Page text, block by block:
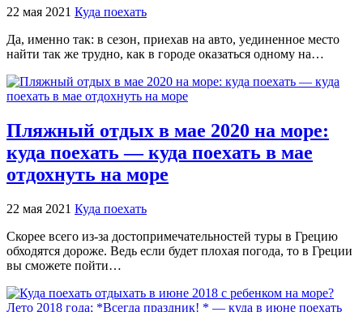
22 мая 2021 Куда поехать
Да, именно так: в сезон, приехав на авто, уединенное место
найти так же трудно, как в городе оказаться одному на…
Пляжный отдых в мае 2020 на море:
куда поехать — куда поехать в мае
отдохнуть на море
22 мая 2021 Куда поехать
Скорее всего из-за достопримечательностей туры в Грецию
обходятся дороже. Ведь если будет плохая погода, то в Греции
вы сможете пойти…